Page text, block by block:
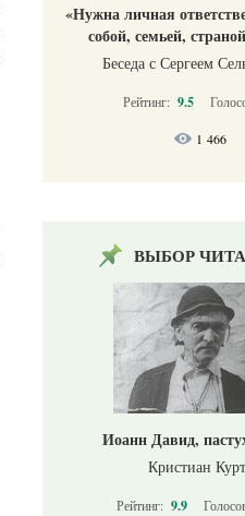
«Нужна личная
собой, семьей,
Беседа с Сергеем
Рейтинг: 9.5
1 466
ВЫБОР
Иоанн Давид,
Кристиан
Рейтинг: 9.9